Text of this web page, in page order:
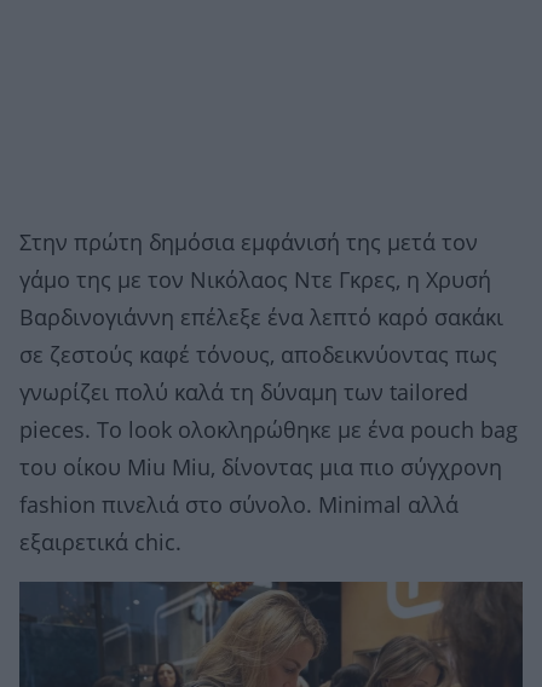
Στην πρώτη δημόσια εμφάνισή της μετά τον
γάμο της με τον Νικόλαος Ντε Γκρες, η Χρυσή
Βαρδινογιάννη επέλεξε ένα λεπτό καρό σακάκι
σε ζεστούς καφέ τόνους, αποδεικνύοντας πως
γνωρίζει πολύ καλά τη δύναμη των tailored
pieces. Το look ολοκληρώθηκε με ένα pouch bag
του οίκου Miu Miu, δίνοντας μια πιο σύγχρονη
fashion πινελιά στο σύνολο. Minimal αλλά
εξαιρετικά chic.